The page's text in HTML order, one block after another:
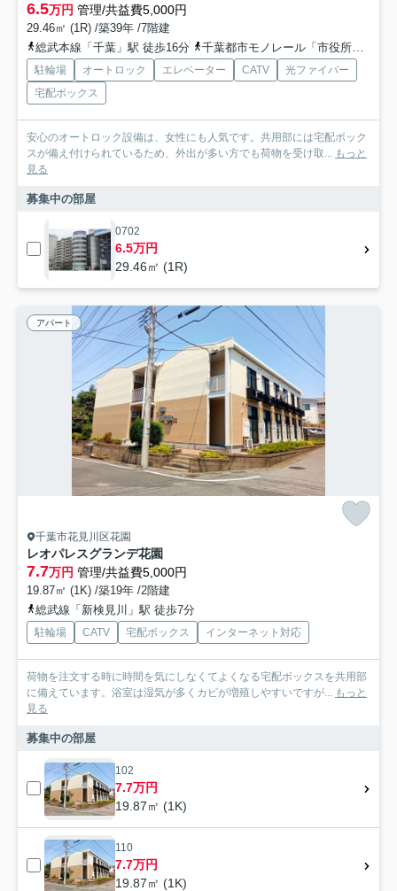
6.5万円 管理/共益費5,000円
29.46㎡ (1R) /築39年 /7階建
総武本線「千葉」駅 徒歩16分
千葉都市モノレール「市役所前」駅 徒歩5分
駐輪場 オートロック エレベーター CATV
光ファイバー
宅配ボックス
安心のオートロック設備は、女性にも人気です。共用部には宅配ボック
スが備え付けられているため、外出が多い方でも荷物を受け取...
もっと
見る
募集中の部屋
0702
6.5万円
29.46㎡ (1R)
アパート
千葉市花見川区花園
レオパレスグランデ花園
7.7万円 管理/共益費5,000円
19.87㎡ (1K) /築19年 /2階建
総武線「新検見川」駅 徒歩7分
駐輪場 CATV 宅配ボックス インターネット対応
荷物を注文する時に時間を気にしなくてよくなる宅配ボックスを共用部
に備えています。浴室は湿気が多くカビが増殖しやすいですが...
もっと
見る
募集中の部屋
102
7.7万円
19.87㎡ (1K)
110
7.7万円
19.87㎡ (1K)